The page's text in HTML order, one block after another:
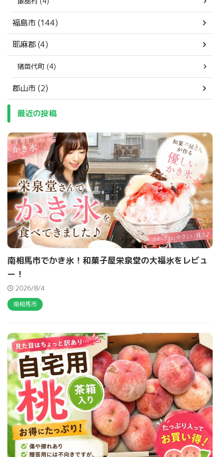
福島市 (144)
耶麻郡 (4)
猪苗代町 (4)
郡山市 (2)
最近の投稿
南相馬市でかき氷！和菓子屋栄泉堂の大福氷をレビュ
ー！
2026/8/4
南相馬市